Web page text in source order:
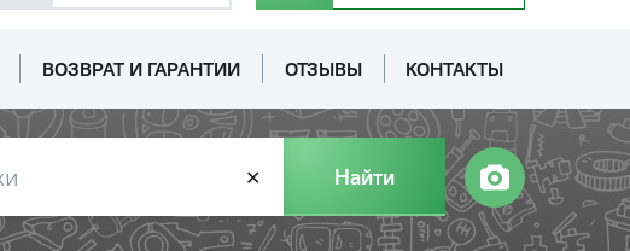
ВОЗВРАТ И ГАРАНТИИ ОТЗЫВЫ КОНТАКТЫ
✕ Найти